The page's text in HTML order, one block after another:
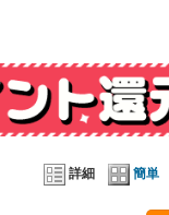
詳細 簡単